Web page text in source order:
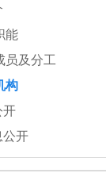
能
员及分工
构
开
公开